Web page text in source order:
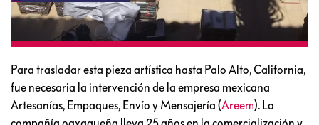
Para trasladar esta pieza artística hasta Palo Alto, California,
fue necesaria la intervención de la empresa mexicana
Artesanías, Empaques, Envío y Mensajería (Areem). La